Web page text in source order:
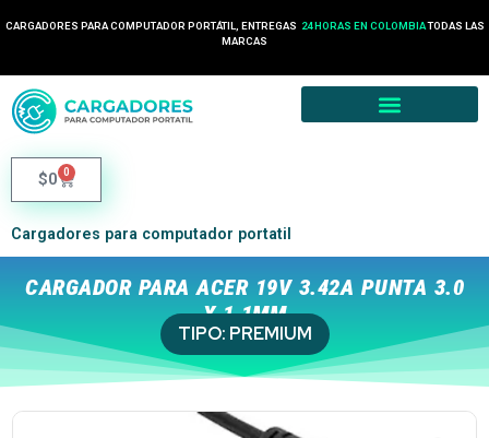
CARGADORES PARA COMPUTADOR PORTÁTIL, ENTREGAS 24 HORAS EN COLOMBIATODAS LAS
MARCAS
$0 0
Cargadores para computador portatil
CARGADOR PARA ACER 19V 3.42A PUNTA 3.0
X 1.1MM
TIPO: PREMIUM